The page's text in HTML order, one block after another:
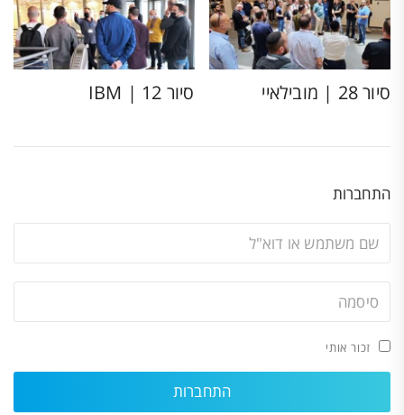
סיור 28 | מובילאיי סיור 12 | IBM
התחברות
זכור אותי